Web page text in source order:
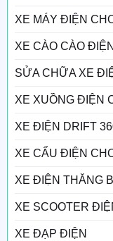
XE MÁY ĐIỆN
XE CÀO CÀO
SỬA CHỮA XE
XE XUỒNG ĐIỆN
XE ĐIỆN DRIFT
XE CẨU ĐIỆN
XE ĐIỆN THĂNG
XE SCOOTER
XE ĐẠP ĐIỆN